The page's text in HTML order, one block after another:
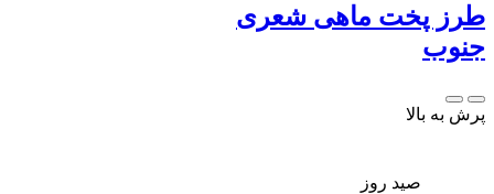
طرز پخت ماهی شعری
جنوب
پرش به بالا
صید روز